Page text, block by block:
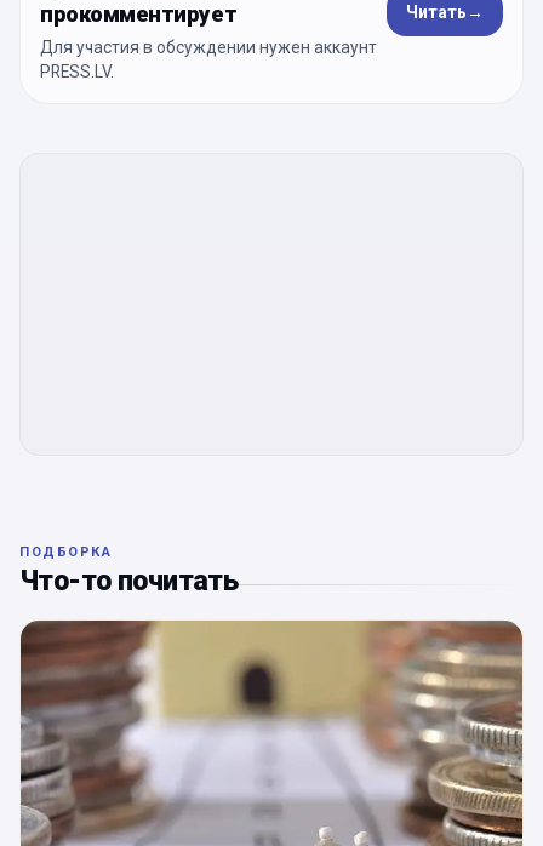
прокомментирует
Для участия в обсуждении нужен аккаунт
PRESS.LV.
Читать→
ПОДБОРКА
Что-то почитать